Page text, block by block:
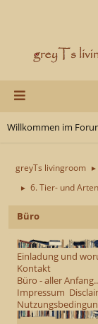
Willkommen im
greyTs livingroom ►
► 6. Tier- und
Büro
Einladung und
Kontakt
Büro - aller
Impressum